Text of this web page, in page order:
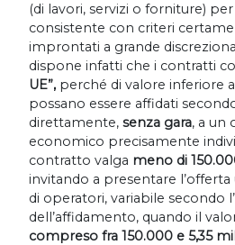
(di lavori, servizi o forniture)
consistente con criteri
improntati a grande
dispone infatti che i contratti
UE”, perché di valore inferiore
possano essere affidati
direttamente, senza gara, a un
economico precisamente
contratto valga meno di
invitando a presentare
di operatori, variabile secondo
dell’affidamento, quando il
compreso fra 150.000 e 5,35